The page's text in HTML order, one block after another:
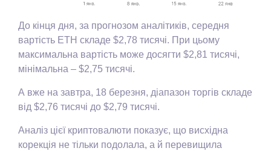
До кінця дня, за прогнозом аналітиків, середня
вартість ETH складе $2,78 тисячі. При цьому
максимальна вартість може досягти $2,81 тисячі,
мінімальна – $2,75 тисячі.
А вже на завтра, 18 березня, діапазон торгів складе
від $2,76 тисячі до $2,79 тисячі.
Аналіз цієї криптовалюти показує, що висхідна
корекція не тільки подолала, а й перевищила